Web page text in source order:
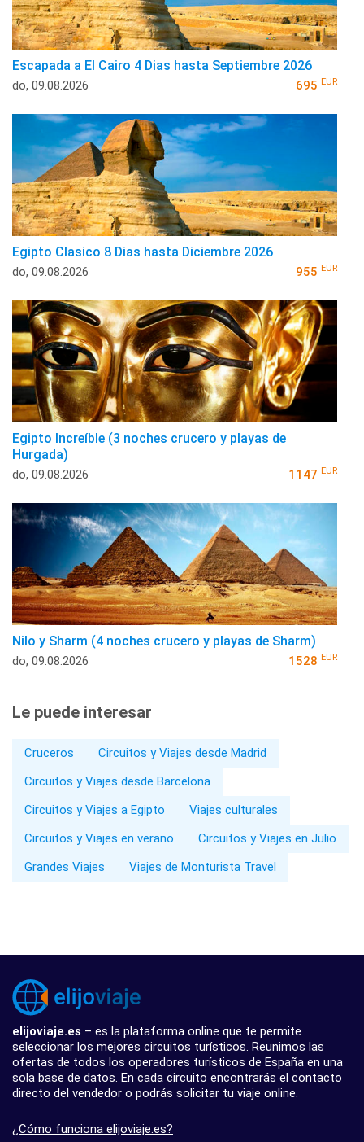
Escapada a El Cairo 4 Dias hasta Septiembre 2026
do, 09.08.2026 695 EUR
Egipto Clasico 8 Dias hasta Diciembre 2026
do, 09.08.2026 955 EUR
Egipto Increíble (3 noches crucero y playas de
Hurgada)
do, 09.08.2026 1147 EUR
Nilo y Sharm (4 noches crucero y playas de Sharm)
do, 09.08.2026 1528 EUR
Le puede interesar
Cruceros
Circuitos y Viajes desde Madrid
Circuitos y Viajes desde Barcelona
Circuitos y Viajes a Egipto
Viajes culturales
Circuitos y Viajes en verano
Circuitos y Viajes en Julio
Grandes Viajes
Viajes de Monturista Travel
elijoviaje.es – es la plataforma online que te permite
seleccionar los mejores circuitos turísticos. Reunimos las
ofertas de todos los operadores turísticos de España en una
sola base de datos. En cada circuito encontrarás el contacto
directo del vendedor o podrás solicitar tu viaje online.
¿Cómo funciona elijoviaje.es?